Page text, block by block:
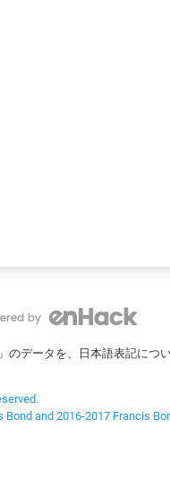
データを、日本語表記につ
and 2016-2017 Francis